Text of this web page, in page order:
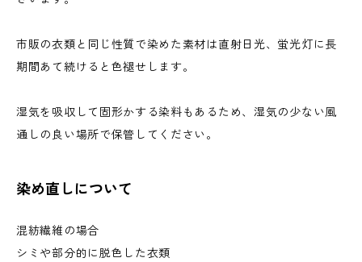
市販の衣類と同じ性質で染めた素材は直射日光、蛍光灯に長
期間あて続けると色褪せします。
湿気を吸収して固形かする染料もあるため、湿気の少ない風
通しの良い場所で保管してください。
染め直しについて
混紡繊維の場合
シミや部分的に脱色した衣類